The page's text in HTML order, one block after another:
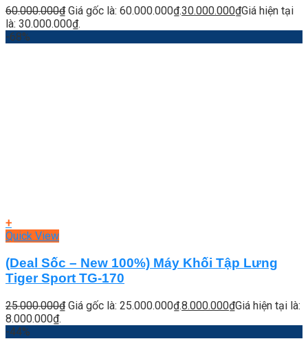
60.000.000₫ Giá gốc là: 60.000.000₫.30.000.000₫Giá hiện tại
là: 30.000.000₫.
-68%
+
Quick View
(Deal Sốc – New 100%) Máy Khối Tập Lưng
Tiger Sport TG-170
25.000.000₫ Giá gốc là: 25.000.000₫.8.000.000₫Giá hiện tại là:
8.000.000₫.
-44%